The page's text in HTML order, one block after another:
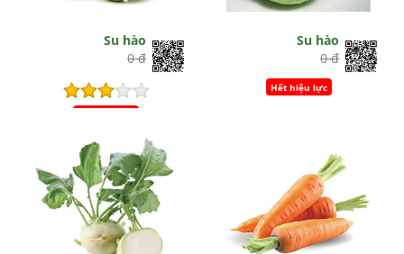
Su hào
0 đ
Su hào
0 đ
Hết hiệu lực